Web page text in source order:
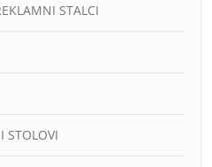
STALCI
STOLOVI